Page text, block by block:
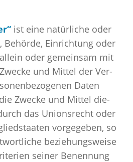
ist eine na­tür­li­che oder
Be­hör­de, Ein­rich­tung oder
oder ge­mein­sam mit
und Mit­tel der Ver­
Daten
Zwe­cke und Mit­tel die­
das Uni­ons­recht oder
vor­ge­ge­ben, so
be­zie­hungs­wei­se
sei­ner Be­nen­nung